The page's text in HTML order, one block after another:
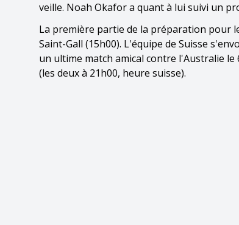
veille. Noah Okafor a quant à lui suivi un
La première partie de la préparation pour
Saint-Gall (15h00). L'équipe de Suisse
un ultime match amical contre l'Australie
(les deux à 21h00, heure suisse).